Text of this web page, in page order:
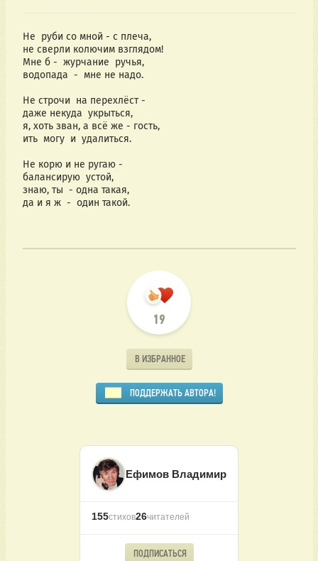
Не  руби со мной - с плеча,
не сверли колючим взглядом!
Мне б -  журчание  ручья,
водопада  -  мне не надо.
Не строчи  на перехлёст -
даже некуда  укрыться,
я, хоть зван, а всё же - гость,
ить  могу  и  удалиться.
Не корю и не ругаю -
балансирую  устой,
знаю, ты  - одна такая,
да и я ж  -  один такой.
19
В ИЗБРАННОЕ
ПОДДЕРЖАТЬ АВТОРА!
Ефимов Владимир
155стихов26читателей
ПОДПИСАТЬСЯ